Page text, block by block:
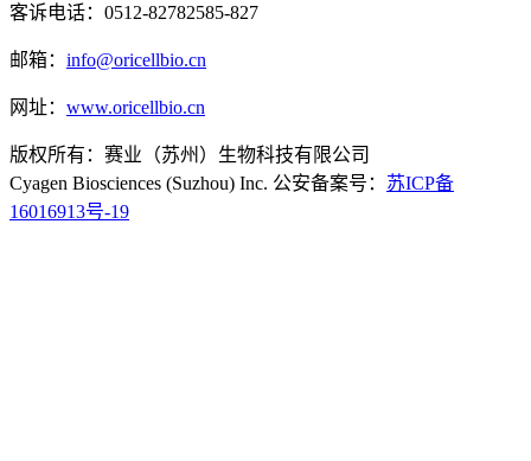
客诉电话：0512-82782585-827
邮箱： info@oricellbio.cn
网址： www.oricellbio.cn
版权所有：赛业（苏州）生物科技有限公司
Cyagen Biosciences (Suzhou) Inc. 公安备案号： 苏ICP备
16016913号-19